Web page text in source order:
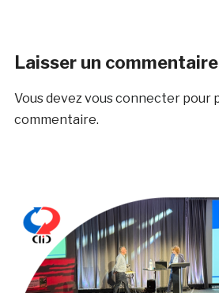
Laisser un commentaire
Vous devezvous connecterpour
commentaire.